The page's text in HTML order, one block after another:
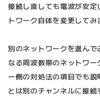
接続し直しても電波が安
トワーク自体を変更してみ
別のネットワークを選ん
なる周波数帯のネットワ
ー側の対処法の項目でも
とは別のチャンネルに接